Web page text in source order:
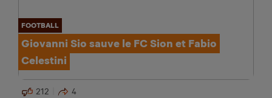
FOOTBALL
Giovanni Sio sauve le FC Sion et Fabio
Celestini
212 4